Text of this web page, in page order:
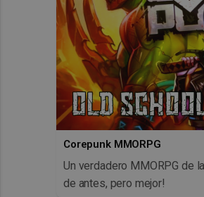
Corepunk MMORPG
Un verdadero MMORPG de
de antes, pero mejor!